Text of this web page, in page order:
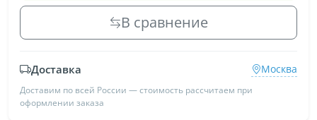
В сравнение
Доставка Москва
Доставим по всей России — стоимость рассчитаем при
оформлении заказа